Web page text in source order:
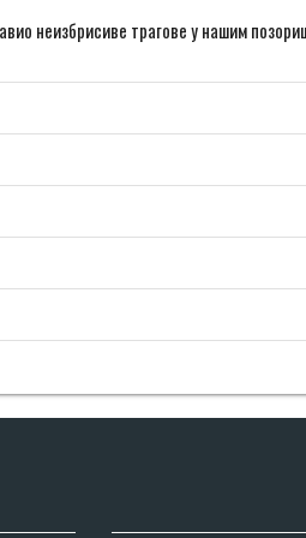
неизбрисиве трагове у нашим